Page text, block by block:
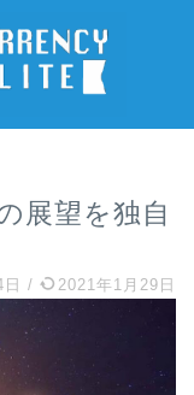
展望を独自
/ 2021年1月29日